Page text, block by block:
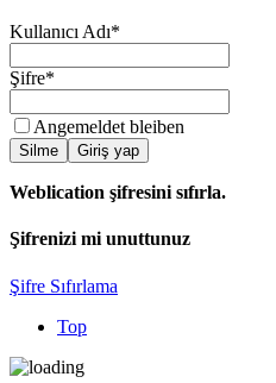
Kullanıcı Adı*
Şifre*
Angemeldet bleiben
Silme Giriş yap
Weblication şifresini sıfırla.
Şifrenizi mi unuttunuz
Şifre Sıfırlama
Top